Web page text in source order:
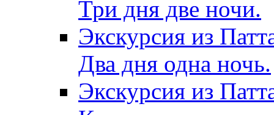
Три дня две ночи.
Экскурсия из
Два дня одна ночь.
Экскурсия из